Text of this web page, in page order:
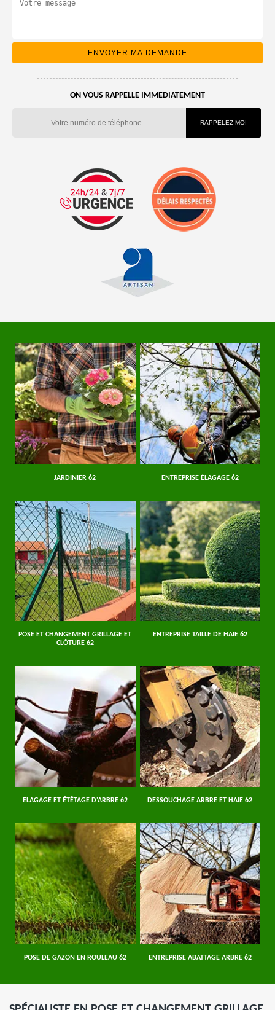
ON VOUS RAPPELLE IMMEDIATEMENT
JARDINIER 62 ENTREPRISE ÉLAGAGE 62
POSE ET CHANGEMENT GRILLAGE ET
CLÔTURE 62
ENTREPRISE TAILLE DE HAIE 62
ELAGAGE ET ÉTÊTAGE D'ARBRE 62 DESSOUCHAGE ARBRE ET HAIE 62
POSE DE GAZON EN ROULEAU 62 ENTREPRISE ABATTAGE ARBRE 62